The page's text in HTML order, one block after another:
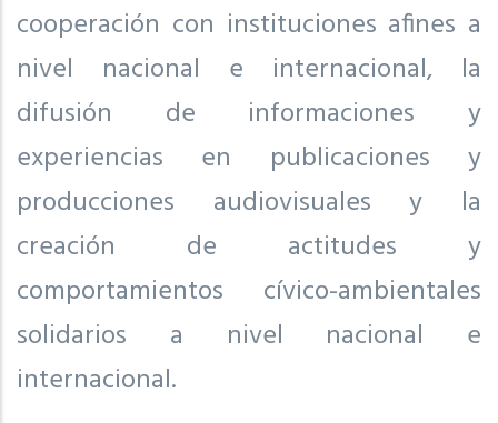
cooperación con instituciones afines a
nivel nacional e internacional, la
difusión de informaciones y
experiencias en publicaciones y
producciones audiovisuales y la
creación de actitudes y
comportamientos cívico-ambientales
solidarios a nivel nacional e
internacional.